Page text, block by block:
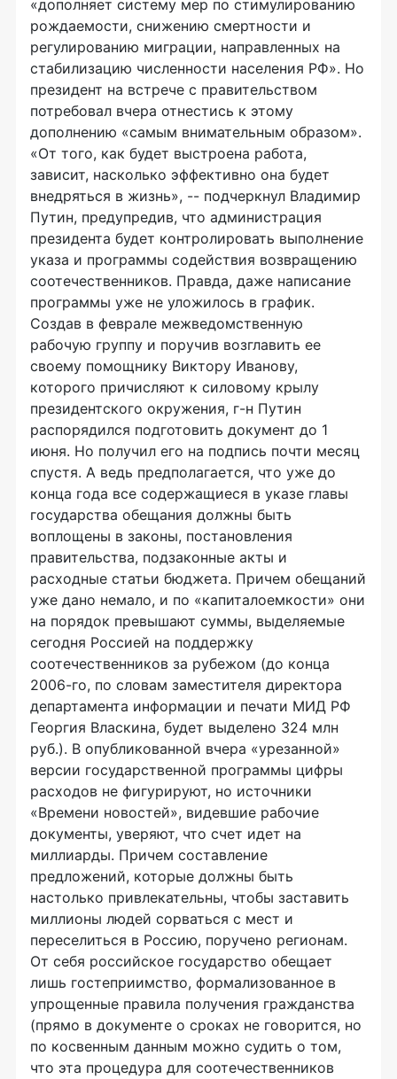
«дополняет систему мер по стимулированию
рождаемости, снижению смертности и
регулированию миграции, направленных на
стабилизацию численности населения РФ». Но
президент на встрече с правительством
потребовал вчера отнестись к этому
дополнению «самым внимательным образом».
«От того, как будет выстроена работа,
зависит, насколько эффективно она будет
внедряться в жизнь», -- подчеркнул Владимир
Путин, предупредив, что администрация
президента будет контролировать выполнение
указа и программы содействия возвращению
соотечественников. Правда, даже написание
программы уже не уложилось в график.
Создав в феврале межведомственную
рабочую группу и поручив возглавить ее
своему помощнику Виктору Иванову,
которого причисляют к силовому крылу
президентского окружения, г-н Путин
распорядился подготовить документ до 1
июня. Но получил его на подпись почти месяц
спустя. А ведь предполагается, что уже до
конца года все содержащиеся в указе главы
государства обещания должны быть
воплощены в законы, постановления
правительства, подзаконные акты и
расходные статьи бюджета. Причем обещаний
уже дано немало, и по «капиталоемкости» они
на порядок превышают суммы, выделяемые
сегодня Россией на поддержку
соотечественников за рубежом (до конца
2006-го, по словам заместителя директора
департамента информации и печати МИД РФ
Георгия Власкина, будет выделено 324 млн
руб.). В опубликованной вчера «урезанной»
версии государственной программы цифры
расходов не фигурируют, но источники
«Времени новостей», видевшие рабочие
документы, уверяют, что счет идет на
миллиарды. Причем составление
предложений, которые должны быть
настолько привлекательны, чтобы заставить
миллионы людей сорваться с мест и
переселиться в Россию, поручено регионам.
От себя российское государство обещает
лишь гостеприимство, формализованное в
упрощенные правила получения гражданства
(прямо в документе о сроках не говорится, но
по косвенным данным можно судить о том,
что эта процедура для соотечественников